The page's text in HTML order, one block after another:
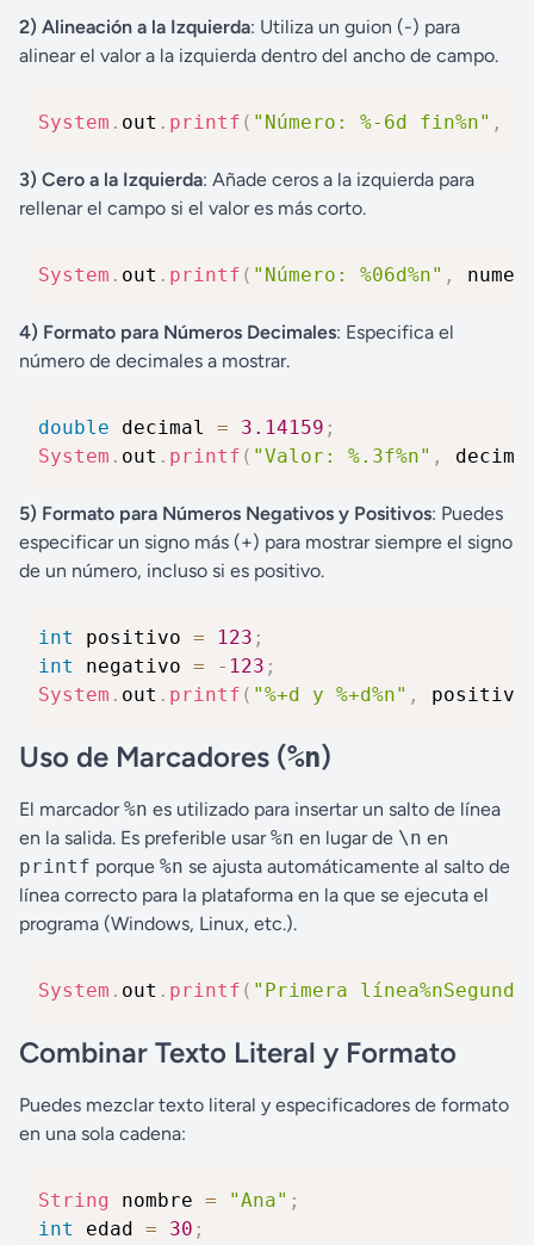
2) Alineación a la Izquierda: Utiliza un guion (-) para
alinear el valor a la izquierda dentro del ancho de campo.
System . out . printf ( "Número: %-6d fin%n" ,
3) Cero a la Izquierda: Añade ceros a la izquierda para
rellenar el campo si el valor es más corto.
System . out . printf ( "Número: %06d%n" ,
4) Formato para Números Decimales: Especifica el
número de decimales a mostrar.
double decimal = 3.14159 ;
System . out . printf ( "Valor: %.3f%n" ,
5) Formato para Números Negativos y Positivos: Puedes
especificar un signo más (+) para mostrar siempre el signo
de un número, incluso si es positivo.
int positivo = 123 ;
int
negativo = - 123 ;
System . out . printf ( "%+d y %+d%n" , positivo
Uso de Marcadores (%n)
El marcador%n es utilizado para insertar un salto de línea
en la salida. Es preferible usar%n en lugar de \n en
printf porque %n se ajusta automáticamente al salto de
línea correcto para la plataforma en la que se ejecuta el
programa (Windows, Linux, etc.).
System . out . printf ( "Primera
Combinar Texto Literal y Formato
Puedes mezclar texto literal y especificadores de formato
en una sola cadena:
String nombre = "Ana" ;
int
edad = 30 ;